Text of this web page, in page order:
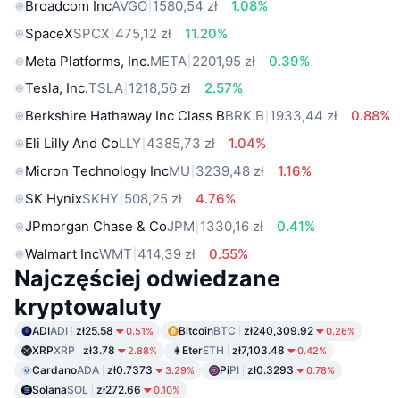
Broadcom IncAVGO 1580,54 zł
1.08%
SpaceXSPCX 475,12 zł
11.20%
Meta Platforms, Inc.META 2201,95 zł
0.39%
Tesla, Inc.TSLA 1218,56 zł
2.57%
Berkshire Hathaway Inc Class BBRK.B 1933,44 zł
0.88%
Eli Lilly And CoLLY 4385,73 zł
1.04%
Micron Technology IncMU 3239,48 zł
1.16%
SK HynixSKHY 508,25 zł
4.76%
JPmorgan Chase & CoJPM 1330,16 zł
0.41%
Walmart IncWMT 414,39 zł 0.55%
Najczęściej odwiedzane
kryptowaluty
ADIADI zł25.58 0.51% BitcoinBTC zł240,309.92 0.26%
XRPXRP zł3.78 2.88% EterETH zł7,103.48 0.42%
CardanoADA zł0.7373 3.29% PiPI zł0.3293 0.78%
SolanaSOL zł272.66 0.10%